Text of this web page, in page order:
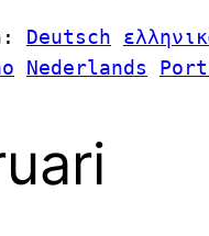
Deutsch
Nederlands